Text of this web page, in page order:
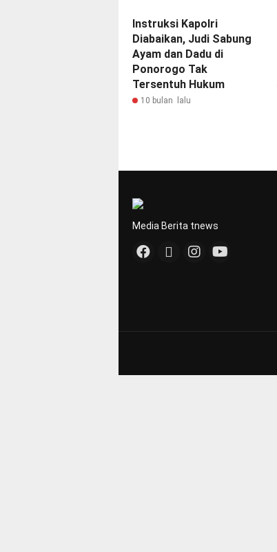
Instruksi Kapolri
Diabaikan, Judi Sabung
Ayam dan Dadu di
Ponorogo Tak
Tersentuh Hukum
10 bulan lalu
Media Berita tnews